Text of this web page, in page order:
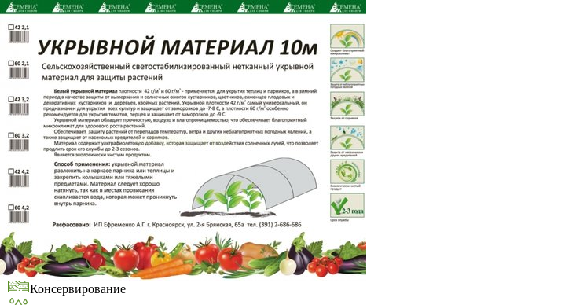
Выберите город
Обратный звонокЗаказать обратный звонок
Каталог
Семена
Грунты
Газонные травы, сидераты
Горшки, рассадники, аксессуары
Посадочный материал
Садовый инструмент, инвентарь
Консервирование